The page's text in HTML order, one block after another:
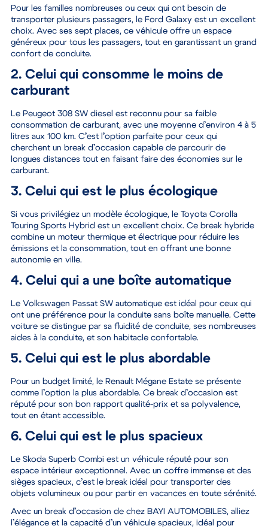
Pour les familles nombreuses ou ceux qui ont besoin de
transporter plusieurs passagers, le Ford Galaxy est un excellent
choix. Avec ses sept places, ce véhicule offre un espace
généreux pour tous les passagers, tout en garantissant un grand
confort de conduite.
2. Celui qui consomme le moins de
carburant
Le Peugeot 308 SW diesel est reconnu pour sa faible
consommation de carburant, avec une moyenne d’environ 4 à 5
litres aux 100 km. C’est l’option parfaite pour ceux qui
cherchent un break d’occasion capable de parcourir de
longues distances tout en faisant faire des économies sur le
carburant.
3. Celui qui est le plus écologique
Si vous privilégiez un modèle écologique, leToyota Corolla
Touring Sports Hybrid est un excellent choix. Ce break hybride
combine un moteur thermique et électrique pour réduire les
émissions et la consommation, tout en offrant une bonne
autonomie en ville.
4. Celui qui a une boîte automatique
Le Volkswagen Passat SW automatique est idéal pour ceux qui
ont une préférence pour la conduite sans boîte manuelle. Cette
voiture se distingue par sa fluidité de conduite, ses nombreuses
aides à la conduite, et son habitacle confortable.
5. Celui qui est le plus abordable
Pour un budget limité, le Renault Mégane Estate se présente
comme l’option la plus abordable. Ce break d’occasion est
réputé pour son bon rapport qualité-prix et sa polyvalence,
tout en étant accessible.
6. Celui qui est le plus spacieux
Le Skoda Superb Combi est un véhicule réputé pour son
espace intérieur exceptionnel . Avec un coffre immense et des
sièges spacieux, c’est le break idéal pour transporter des
objets volumineux ou pour partir en vacances en toute sérénité.
Avec un break d’occasion de chez BAYI AUTOMOBILES, alliez
l’élégance et la capacité d’un véhicule spacieux, idéal pour